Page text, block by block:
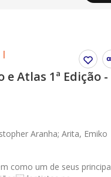
|
Atlas 1ª Edição -
Aranha; Arita, Emiko
como um de seus